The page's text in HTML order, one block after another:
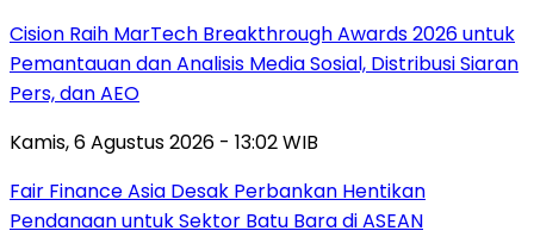
Cision Raih MarTech Breakthrough Awards 2026 untuk
Pemantauan dan Analisis Media Sosial, Distribusi Siaran
Pers, dan AEO
Kamis, 6 Agustus 2026 - 13:02 WIB
Fair Finance Asia Desak Perbankan Hentikan
Pendanaan untuk Sektor Batu Bara di ASEAN